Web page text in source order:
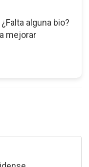
alguna bio?
mejorar